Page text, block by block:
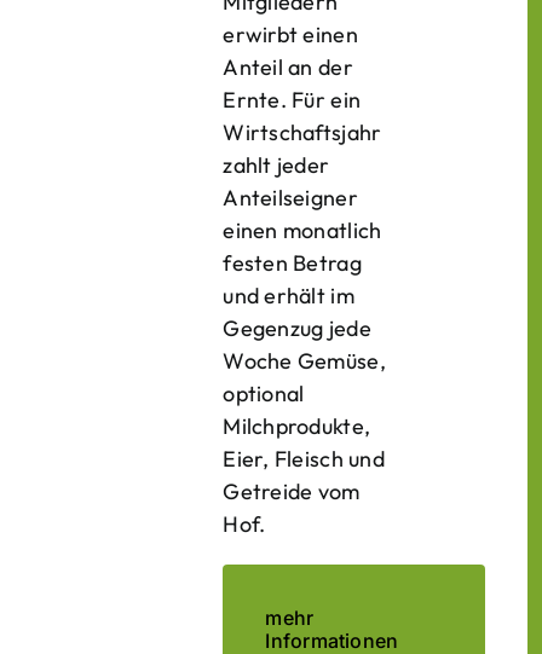
erwirbt einen
Anteil an der
Ernte. Für ein
Wirtschaftsjahr
zahlt jeder
Anteilseigner
einen monatlich
festen Betrag
und erhält im
Gegenzug jede
Woche Gemüse,
optional
Milchprodukte,
Eier, Fleisch und
Getreide vom
Hof.
mehr
Informationen